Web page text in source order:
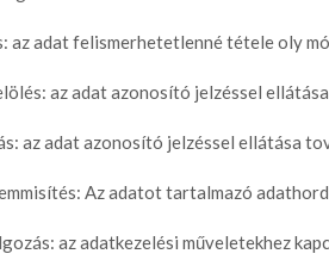
az adat felismerhetetlenné tétele oly
az adat azonosító jelzéssel
az adat azonosító jelzéssel ellátása
Az adatot tartalmazó
az adatkezelési műveletekhez